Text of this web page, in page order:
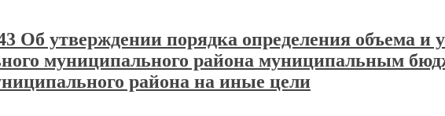
Об утверждении порядка определения объема и
муниципального района муниципальным
района на иные цели